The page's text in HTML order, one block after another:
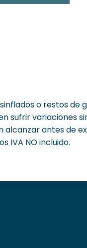
en
la
de
o restos de
sufrir variaciones
alcanzar antes de
IVA NO incluido.